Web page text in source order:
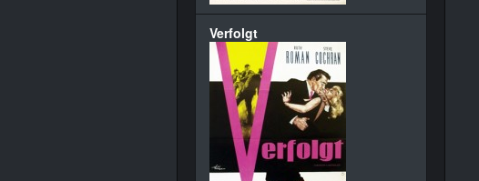
Verfolgt